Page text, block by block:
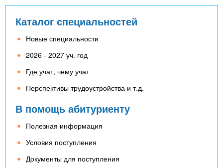
Каталог специальностей
Новые специальности
2026 - 2027 уч. год
Где учат, чему учат
Перспективы трудоустройства и т.д.
В помощь абитуриенту
Полезная информация
Условия поступления
Документы для поступления